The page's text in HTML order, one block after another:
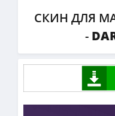
СКИН ДЛЯ
-